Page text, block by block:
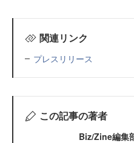
関連リンク
プレスリリース
この記事の著者
Biz/Zine編集